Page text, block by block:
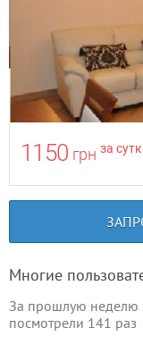
1150 грн за
Многие
За прошлую неделю
посмотрели 141 раз